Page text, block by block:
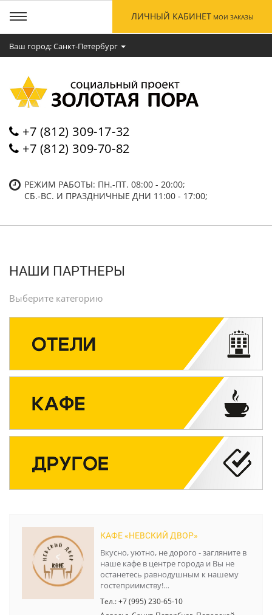
Ваш город: Cанкт-Петербург
+7 (812) 309-17-32
+7 (812) 309-70-82
РЕЖИМ РАБОТЫ: ПН.-ПТ. 08:00 - 20:00;
СБ.-ВC. И ПРАЗДНИЧНЫЕ ДНИ 11:00 - 17:00;
ЛИЧНЫЙ КАБИНЕТ МОИ ЗАКАЗЫ
НАШИ ПАРТНЕРЫ
Выберите категорию
КАФЕ «НЕВСКИЙ ДВОР»
Вкусно, уютно, не дорого - загляните в
наше кафе в центре города и Вы не
останетесь равнодушным к нашему
гостеприимству!…
Тел.: +7 (995) 230-65-10